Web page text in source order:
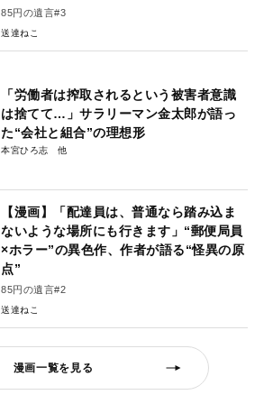
85円の遺言#3
送達ねこ
「労働者は搾取されるという被害者意識
は捨てて…」サラリーマン金太郎が語っ
た“会社と組合”の理想形
本宮ひろ志
【漫画】「配達員は、普通なら踏み込ま
ないような場所にも行きます」“郵便局員
×ホラー”の異色作、作者が語る“怪異の原
点”
85円の遺言#2
送達ねこ
漫画一覧を見る